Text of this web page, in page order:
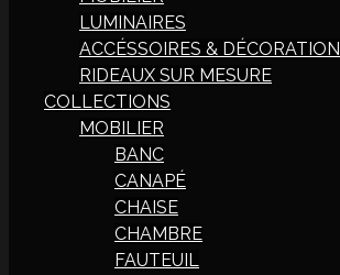
LUMINAIRES
ACCÉSSOIRES & DÉCORATION
RIDEAUX SUR MESURE
COLLECTIONS
MOBILIER
BANC
CANAPÉ
CHAISE
CHAMBRE
FAUTEUIL